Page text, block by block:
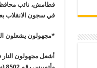
قطامش، نائب محافظ
في سجون الانقلاب
*مجهولون يشعلون النار في 7 أتوبيسات نقل